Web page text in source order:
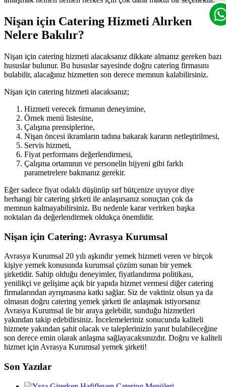
Nişan için Catering Hizmeti Alırken
Nelere Bakılır?
Nişan için catering hizmeti alacaksanız dikkate almanız gereken bazı
hususlar bulunur. Bu hususlar sayesinde doğru catering firmasını
bulabilir, alacağınız hizmetten son derece memnun kalabilirsiniz.
Nişan için catering hizmeti alacaksanız;
Hizmeti verecek firmanın deneyimine,
Örnek menü listesine,
Çalışma prensiplerine,
Nişan öncesi ikramların tadına bakarak kararın netleştirilmesi,
Servis hizmeti,
Fiyat performans değerlendirmesi,
Çalışma ortamının ve personelin hijyeni gibi farklı
parametrelere bakmanız gerekir.
Eğer sadece fiyat odaklı düşünüp sırf bütçenize uyuyor diye
herhangi bir catering şirketi ile anlaşırsanız sonuçtan çok da
memnun kalmayabilirsiniz. Bu nedenle karar verirken başka
noktaları da değerlendirmek oldukça önemlidir.
Nişan için Catering: Avrasya Kurumsal
Avrasya Kurumsal 20 yılı aşkındır yemek hizmeti veren ve birçok
kişiye yemek konusunda kurumsal çözüm sunan bir yemek
şirketidir. Sahip olduğu deneyimler, fiyatlandırma politikası,
yenilikçi ve gelişime açık bir yapıda hizmet vermesi diğer catering
firmalarından ayrışmasına katkı sağlar. Siz de vaktiniz olsun ya da
olmasın doğru catering yemek şirketi ile anlaşmak istiyorsanız
Avrasya Kurumsal ile bir araya gelebilir, sunduğu hizmetleri
yakından takip edebilirsiniz. İncelemeleriniz sonucunda kaliteli
hizmete yakından şahit olacak ve taleplerinizin yanıt bulabileceğine
son derece emin olarak anlaşma sağlayacaksınızdır. Doğru ve kaliteli
hizmet için Avrasya Kurumsal yemek şirketi!
Son Yazılar